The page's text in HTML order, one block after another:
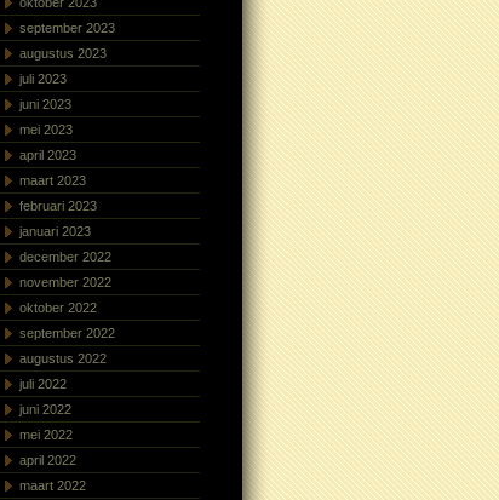
september 2023
augustus 2023
juli 2023
juni 2023
mei 2023
april 2023
maart 2023
februari 2023
januari 2023
december 2022
november 2022
oktober 2022
september 2022
augustus 2022
juli 2022
juni 2022
mei 2022
april 2022
maart 2022